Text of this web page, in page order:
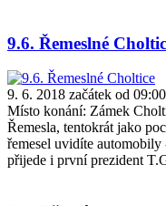
9.6. Řemeslné
9. 6. 2018 začátek od 09:00
Místo konání: Zámek
Řemesla, tentokrát jako
řemesel uvidíte
přijede i první prezident